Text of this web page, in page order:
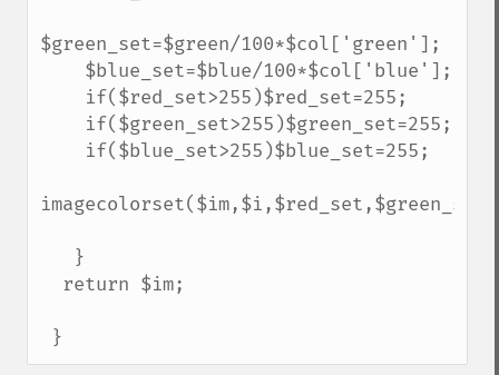
$green_set=$green/100*$col['green'];
}